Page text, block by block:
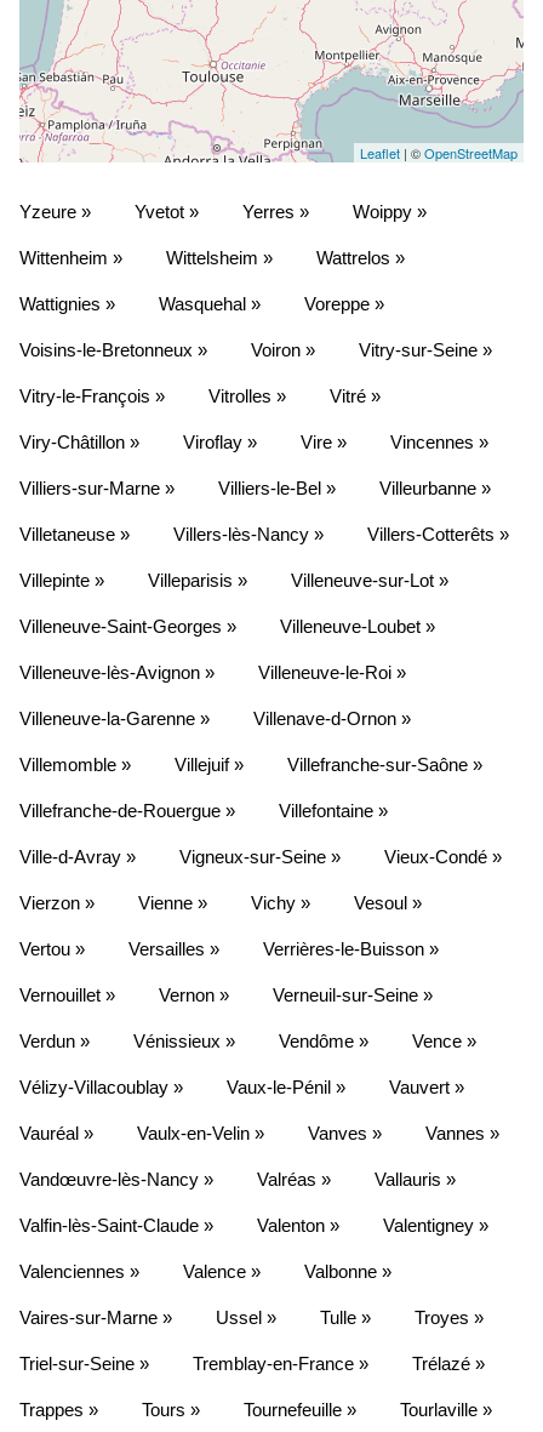
Leaflet | ©OpenStreetMap
Yzeure » Yvetot » Yerres » Woippy »
Wittenheim » Wittelsheim » Wattrelos »
Wattignies » Wasquehal » Voreppe »
Voisins-le-Bretonneux » Voiron » Vitry-sur-Seine »
Vitry-le-François » Vitrolles » Vitré »
Viry-Châtillon » Viroflay » Vire » Vincennes »
Villiers-sur-Marne » Villiers-le-Bel » Villeurbanne »
Villetaneuse » Villers-lès-Nancy » Villers-Cotterêts »
Villepinte » Villeparisis » Villeneuve-sur-Lot »
Villeneuve-Saint-Georges » Villeneuve-Loubet »
Villeneuve-lès-Avignon » Villeneuve-le-Roi »
Villeneuve-la-Garenne » Villenave-d-Ornon »
Villemomble » Villejuif » Villefranche-sur-Saône »
Villefranche-de-Rouergue » Villefontaine »
Ville-d-Avray » Vigneux-sur-Seine » Vieux-Condé »
Vierzon » Vienne » Vichy » Vesoul »
Vertou » Versailles » Verrières-le-Buisson »
Vernouillet » Vernon » Verneuil-sur-Seine »
Verdun » Vénissieux » Vendôme » Vence »
Vélizy-Villacoublay » Vaux-le-Pénil » Vauvert »
Vauréal » Vaulx-en-Velin » Vanves » Vannes »
Vandœuvre-lès-Nancy » Valréas » Vallauris »
Valfin-lès-Saint-Claude » Valenton » Valentigney »
Valenciennes » Valence » Valbonne »
Vaires-sur-Marne » Ussel » Tulle » Troyes »
Triel-sur-Seine » Tremblay-en-France » Trélazé »
Trappes » Tours » Tournefeuille » Tourlaville »